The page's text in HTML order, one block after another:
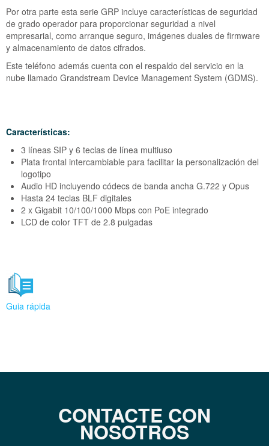
Grandstream Teclado Expansión GXP 2000
Grandstream Teclado Expansión GXP 2200
Grandstream Teclado Expansión GBX20
Por otra parte esta serie GRP incluye características de seguridad
de grado operador para proporcionar seguridad a nivel
empresarial, como arranque seguro, imágenes duales de firmware
y almacenamiento de datos cifrados.
Este teléfono además cuenta con el respaldo del servicio en la
nube llamado Grandstream Device Management System (GDMS).
Características:
3 líneas SIP y 6 teclas de línea multiuso
Plata frontal intercambiable para facilitar la personalización del
logotipo
Audio HD incluyendo códecs de banda ancha G.722 y Opus
Hasta 24 teclas BLF digitales
2 x Gigabit 10/100/1000 Mbps con PoE integrado
LCD de color TFT de 2.8 pulgadas
Guia rápida
CONTACTE CON
NOSOTROS